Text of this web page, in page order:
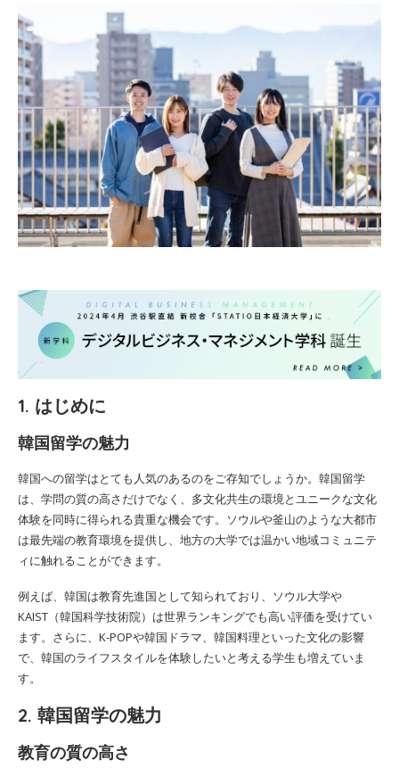
1. はじめに
韓国留学の魅力
韓国への留学はとても人気のあるのをご存知でしょうか。韓国留学
は、学問の質の高さだけでなく、多文化共生の環境とユニークな文化
体験を同時に得られる貴重な機会です。ソウルや釜山のような大都市
は最先端の教育環境を提供し、地方の大学では温かい地域コミュニテ
ィに触れることができます。
例えば、韓国は教育先進国として知られており、ソウル大学や
KAIST（韓国科学技術院）は世界ランキングでも高い評価を受けてい
ます。さらに、K-POPや韓国ドラマ、韓国料理といった文化の影響
で、韓国のライフスタイルを体験したいと考える学生も増えていま
す。
2. 韓国留学の魅力
教育の質の高さ